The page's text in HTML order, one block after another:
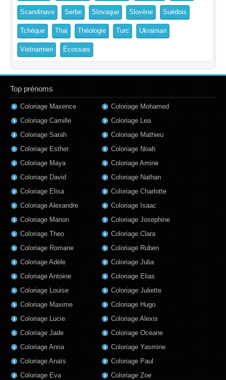
Scandinave Serbe Slovaque Slovène Suédois
Tchèque Thai Théologie Turc Ukrainian
Vietnamien Écossais
Top prénoms
Coloriage Maxence
Coloriage Camille
Coloriage Sarah
Coloriage Esther
Coloriage Maya
Coloriage David
Coloriage Elisa
Coloriage Alexandre
Coloriage Manon
Coloriage Theo
Coloriage Romane
Coloriage Adèle
Coloriage Antoine
Coloriage Louise
Coloriage Maxime
Coloriage Lucie
Coloriage Jade
Coloriage Anna
Coloriage Anaïs
Coloriage Eva
Coloriage Mohamed
Coloriage Lea
Coloriage Mathieu
Coloriage Noah
Coloriage Amine
Coloriage Nathan
Coloriage Charlotte
Coloriage Isaac
Coloriage Josephine
Coloriage Clara
Coloriage Ruben
Coloriage Julia
Coloriage Elias
Coloriage Juliette
Coloriage Hugo
Coloriage Alexis
Coloriage Oceane
Coloriage Yasmine
Coloriage Paul
Coloriage Zoe